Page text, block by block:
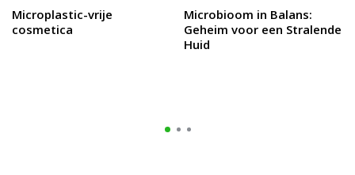
Microplastic-vrije
cosmetica
Microbioom in Balans:
Geheim voor een Stralende
Huid